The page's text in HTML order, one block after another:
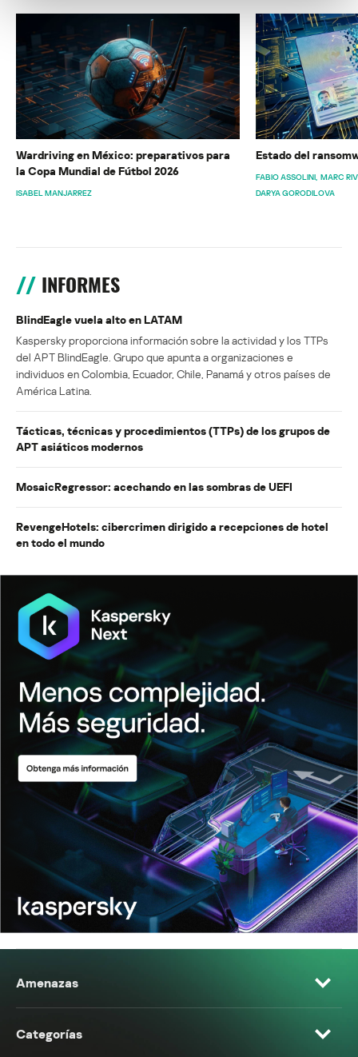
Wardriving en México: preparativos para
la Copa Mundial de Fútbol 2026
ISABEL MANJARREZ
Estado del
FABIO ASSOLINI MARC
DARYA GORODILOVA
INFORMES
BlindEagle vuela alto en LATAM
Kaspersky proporciona información sobre la actividad y los TTPs
del APT BlindEagle. Grupo que apunta a organizaciones e
individuos en Colombia, Ecuador, Chile, Panamá y otros países de
América Latina.
Tácticas, técnicas y procedimientos (TTPs) de los grupos de
APT asiáticos modernos
MosaicRegressor: acechando en las sombras de UEFI
RevengeHotels: cibercrimen dirigido a recepciones de hotel
en todo el mundo
Amenazas
Categorías